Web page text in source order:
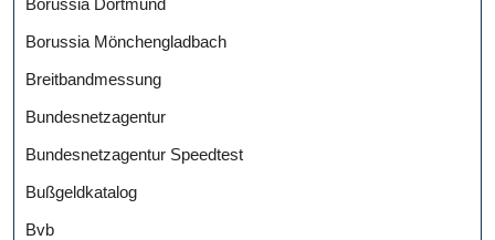
Borussia Mönchengladbach
Breitbandmessung
Bundesnetzagentur
Bundesnetzagentur Speedtest
Bußgeldkatalog
Bvb